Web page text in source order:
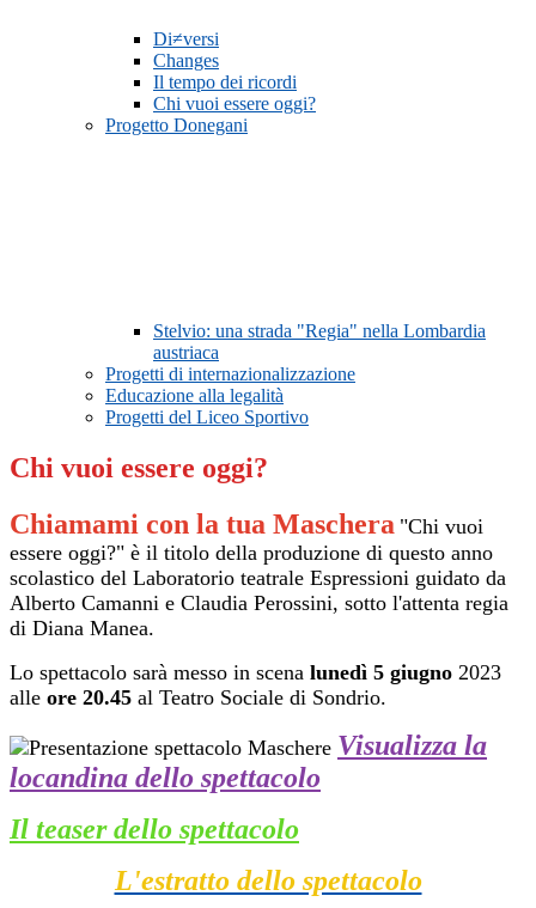
Di≠versi
Changes
Il tempo dei ricordi
Chi vuoi essere oggi?
Progetto Donegani
Stelvio: una strada "Regia" nella Lombardia
austriaca
Progetti di internazionalizzazione
Educazione alla legalità
Progetti del Liceo Sportivo
Chi vuoi essere oggi?
Chiamami con la tua Maschera "Chi vuoi
essere oggi?" è il titolo della produzione di questo anno
scolastico del Laboratorio teatrale Espressioni guidato da
Alberto Camanni e Claudia Perossini, sotto l'attenta regia
di Diana Manea.
Lo spettacolo sarà messo in scena lunedì 5 giugno 2023
alle ore 20.45 al Teatro Sociale di Sondrio.
Visualizza la
locandina dello spettacolo
Il teaser dello spettacolo
L'estratto dello spettacolo